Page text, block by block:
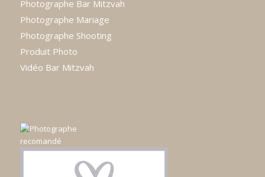
Photographe Bar Mitzvah
Photographe Mariage
Photographe Shooting
Produit Photo
Vidéo Bar Mitzvah